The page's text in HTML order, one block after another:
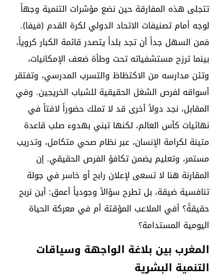
تتجلى هذه المفارقة حين نضع مؤشرات التنمية وجهاً
لوجه أمام تصنيفات الاتحاد الدولي لكرة القدم (فيفا).
فمن السهل جداً أن تجد بلداً يتصدر قائمة الكبار كروياً،
بينما ترزح مستشفياته تحت وطأة ضعف الإمكانيات،
وتئن مدارسه من الاكتظاظ والتسرب المدرسي، وتفتقر
أسواقه لفرص الشغل الحقيقية للشباب الخريجين. وفي
المقابل، نجد دولاً أخرى قد لا تملك حضوراً لافتاً في
نهائيات كأس العالم، لكنها تبني بهدوء صلب قاعدة
متينة لكرامة الإنسان، عبر نظام صحي متكامل، وتدريب
مستمر، وتعليم يضمن تكافؤ الفرص الحقيقي. إن
المقارنة هنا لا تسعى لإعلان رابح أو خاسر في جولة
تنافسية ضيقة، بل تطرح سؤالاً وجودياً أعمق: أين نربح
حقيقةً؟ أفي الملاعب المؤقتة أم في معركة الحياة
اليومية المستدامة؟
المغرب بين بلاغة الواجهة وسياقات
التنمية البشرية